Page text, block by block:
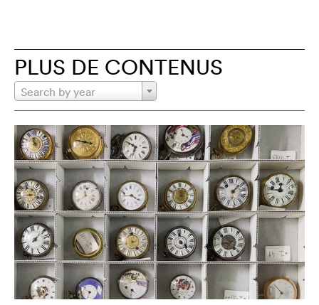
PLUS DE CONTENUS
Search by year